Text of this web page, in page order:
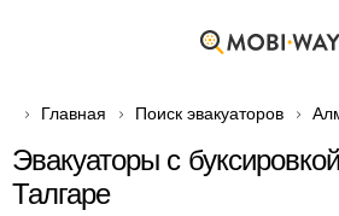
Главная Поиск эвакуаторов
Эвакуаторы с
Талгаре